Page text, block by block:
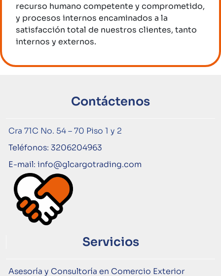
recurso humano competente y comprometido,
y procesos internos encaminados a la
satisfacción total de nuestros clientes, tanto
internos y externos.
Contáctenos
Cra 71C No. 54 – 70 Piso 1 y 2
Teléfonos: 3206204963
E-mail: info@glcargotrading.com
Servicios
Asesoría y Consultoría en Comercio Exterior